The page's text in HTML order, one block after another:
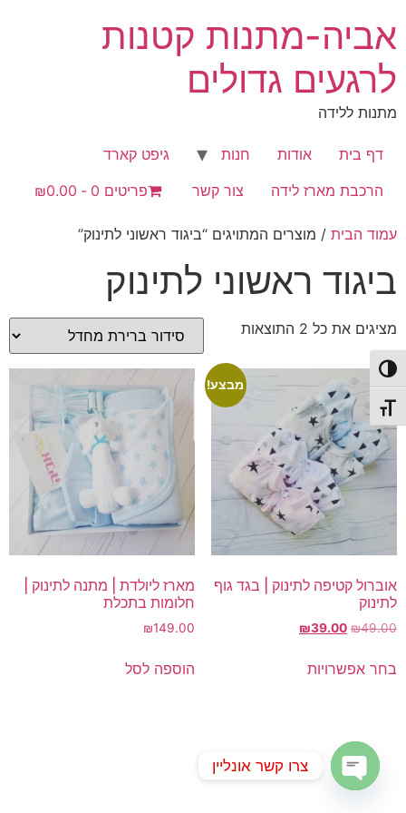
הפעל/כבה ניגודיות גבוהה
מתג גודל גופן
לתוכן
אביה-מתנות קטנות
לרגעים גדולים
מתנות ללידה
דף בית אודות חנות
גיפט קארד
הרכבת מארז לידה
צור קשר פריטים 0 ₪0.00
עמוד הבית / מוצרים המתויגים “ביגוד ראשוני לתינוק”
ביגוד ראשוני לתינוק
מציגים את כל ⁦2⁩ התוצאות
מבצע!
אוברול קטיפה לתינוק | בגד גוף
לתינוק
₪49.00
המחיר
היה:
₪39.00
בחר אפשרויותזה
ניתן
מארז ליולדת | מתנה לתינוק |
חלומות בתכלת
₪149.00
הוספה לסל
צרו קשר אונליין